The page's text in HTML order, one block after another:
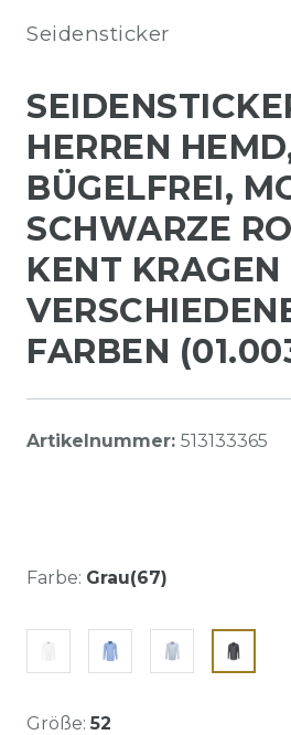
Seidensticker
HERREN
BÜGELFREI,
SCHWARZE
KENT KRAGEN
FARBEN
Artikelnummer: 513133365
Farbe: Grau(67)
Größe: 52